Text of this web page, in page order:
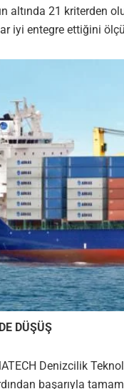
altında 21 kriterden
iyi entegre ettiğini
DÜŞÜŞ
Denizcilik
başarıyla